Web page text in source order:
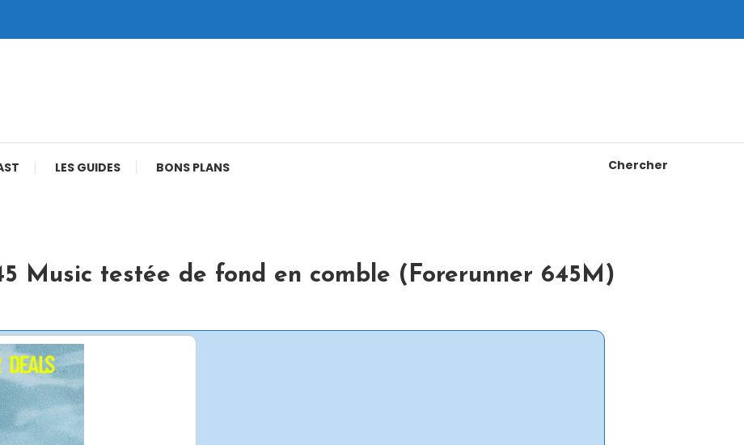
LES GUIDES BONS PLANS Chercher
Music testée de fond en comble (Forerunner 645M)